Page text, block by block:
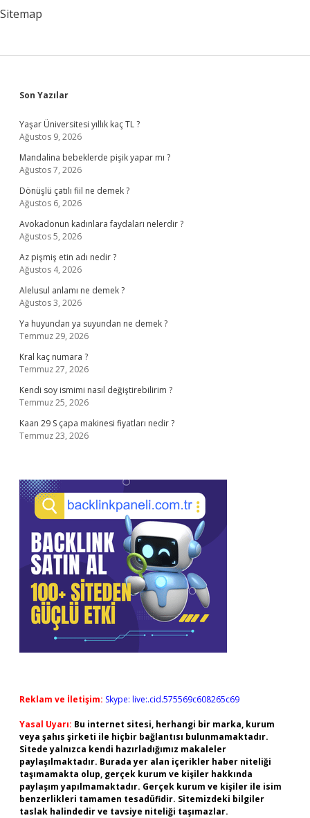
Sitemap
Sidebar
Son Yazılar
Yaşar Üniversitesi yıllık kaç TL ?
Ağustos 9, 2026
Mandalina bebeklerde pişik yapar mı ?
Ağustos 7, 2026
Dönüşlü çatılı fiil ne demek ?
Ağustos 6, 2026
Avokadonun kadınlara faydaları nelerdir ?
Ağustos 5, 2026
Az pişmiş etin adı nedir ?
Ağustos 4, 2026
Alelusul anlamı ne demek ?
Ağustos 3, 2026
Ya huyundan ya suyundan ne demek ?
Temmuz 29, 2026
Kral kaç numara ?
Temmuz 27, 2026
Kendi soy ismimi nasıl değiştirebilirim ?
Temmuz 25, 2026
Kaan 29 S çapa makinesi fiyatları nedir ?
Temmuz 23, 2026
Reklam ve İletişim: Skype: live:.cid.575569c608265c69
Yasal Uyarı: Bu internet sitesi, herhangi bir marka, kurum
veya şahıs şirketi ile hiçbir bağlantısı bulunmamaktadır.
Sitede yalnızca kendi hazırladığımız makaleler
paylaşılmaktadır. Burada yer alan içerikler haber niteliği
taşımamakta olup, gerçek kurum ve kişiler hakkında
paylaşım yapılmamaktadır. Gerçek kurum ve kişiler ile isim
benzerlikleri tamamen tesadüfidir. Sitemizdeki bilgiler
taslak halindedir ve tavsiye niteliği taşımazlar.